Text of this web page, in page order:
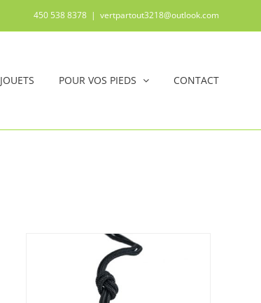
450 538 8378 | vertpartout3218@outlook.com
JOUETS POUR VOS PIEDS CONTACT